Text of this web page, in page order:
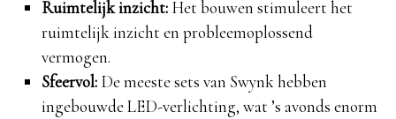
Ruimtelijk inzicht:Het bouwen stimuleert het
ruimtelijk inzicht en probleemoplossend
vermogen.
Sfeervol:De meeste sets van Swynk hebben
ingebouwde LED-verlichting, wat ’s avonds enorm